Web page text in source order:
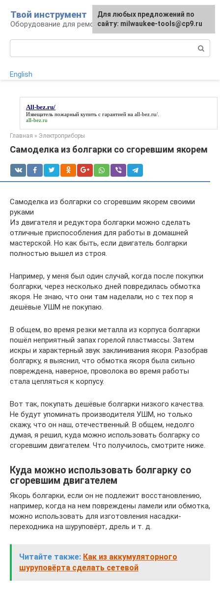
контенту
Твой инструмент
Оборудование для ремонтных работ
English
All-bez.ru/
Извещатель пожарный купить с гарантией на all-bez.ru/
all-bez.ru
Главная » Электроприборы
Самоделка из болгарки со сгоревшим якорем
Самоделка из болгарки со сгоревшим якорем своими
руками
Из двигателя и редуктора болгарки можно сделать
отличные приспособления для работы в домашней
мастерской. Но как быть, если двигатель болгарки
полностью вышел из строя.
Например, у меня был один случай, когда после покупки
болгарки, через несколько дней повредилась обмотка
якоря. Не знаю, что они там наделали, но с тех пор я
дешёвые УШМ не покупаю.
В общем, во время резки металла из корпуса болгарки
пошёл неприятный запах горелой пластмассы. Затем
искры и характерный звук заклинивания якоря. Разобрав
болгарку, я выяснил, что обмотка якоря была сильно
повреждена, наверное, проволока во время работы
стала цепляться к корпусу.
Вот так, покупать дешёвые болгарки низкого качества.
Не будут упоминать производителя УШМ, но только
скажу, что он наш, отечественный. В общем, недолго
думая, я решил, куда можно использовать болгарку со
сгоревшим двигателем. Что получилось, смотрите ниже.
Куда можно использовать болгарку со
сгоревшим двигателем
Якорь болгарки, если он не подлежит восстановлению,
например, когда на нем повреждены ламели или обмотка,
можно использовать для изготовления насадки-
переходника на шуруповёрт, дрель и т. д.
Читайте также: Как из аккумуляторного
шуруповёрта сделать сетевой
Для любых предложений по
сайту: milwaukee-tools@cp9.ru